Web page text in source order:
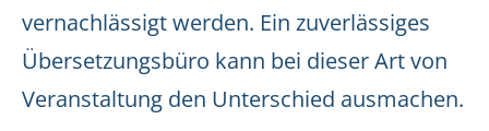
vernachlässigt werden. Ein zuverlässiges
Übersetzungsbüro kann bei dieser Art von
Veranstaltung den Unterschied ausmachen.